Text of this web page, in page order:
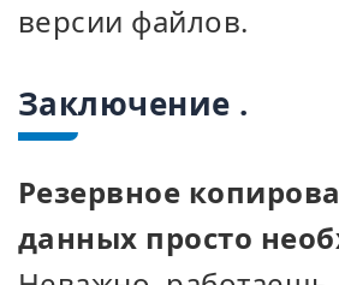
версии файлов.
Заключение .
Резервное
данных просто